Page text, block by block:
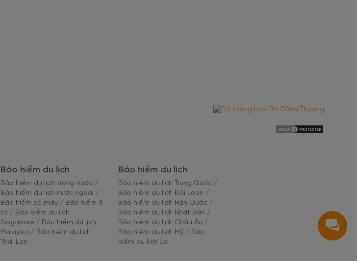
Bảo hiểm du lịch
Bảo hiểm du lịch trong nước /
Bảo hiểm du lịch nước ngoài /
Bảo hiểm xe máy / Bảo hiểm ô
tô / Bảo hiểm du lịch
Singapore / Bảo hiểm du lịch
Malaysia / Bảo hiểm du lịch
Thái Lan
Bảo hiểm du lịch
Bảo hiểm du lịch Trung Quốc /
Bảo hiểm du lịch Đài Loan /
Bảo hiểm du lịch Hàn Quốc /
Bảo hiểm du lịch Nhật Bản /
Bảo hiểm du lịch Châu Âu /
Bảo hiểm du lịch Mỹ / Bảo
hiểm du lịch Úc